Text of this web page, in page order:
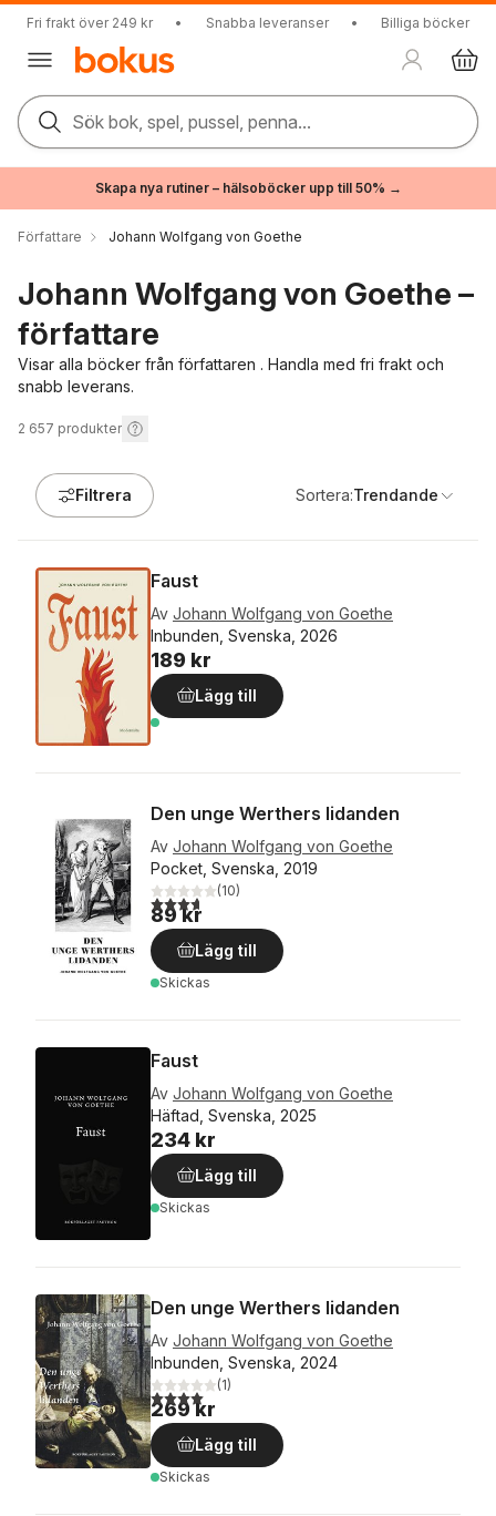
Fri frakt över 249 kr • Snabba leveranser • Billiga böcker
Sök bok, spel, pussel, penna...
Skapa nya rutiner – hälsoböcker upp till 50% →
Författare Johann Wolfgang von Goethe
Johann Wolfgang von Goethe –
författare
Visar alla böcker från författaren . Handla med fri frakt och
snabb leverans.
2 657 produkter
Filtrera Sortera:Trendande
Faust
Av Johann Wolfgang von Goethe
Inbunden, Svenska, 2026
189 kr
Lägg till
Den unge Werthers lidanden
Av Johann Wolfgang von Goethe
Pocket, Svenska, 2019
3,7utav 5 stjärnor. Totalt antal röster:
(10)
89 kr
Lägg till
Skickas
Faust
Av Johann Wolfgang von Goethe
Häftad, Svenska, 2025
234 kr
Lägg till
Skickas
Den unge Werthers lidanden
Av Johann Wolfgang von Goethe
Inbunden, Svenska, 2024
4,0utav 5 stjärnor. Totalt antal röster:
(1)
269 kr
Lägg till
Skickas